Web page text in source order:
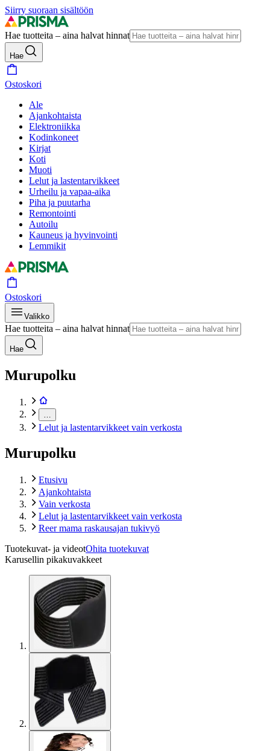
Siirry suoraan sisältöön
Hae tuotteita – aina halvat hinnat
Hae
Ostoskori
Ale
Ajankohtaista
Elektroniikka
Kodinkoneet
Kirjat
Koti
Muoti
Lelut ja lastentarvikkeet
Urheilu ja vapaa-aika
Piha ja puutarha
Remontointi
Autoilu
Kauneus ja hyvinvointi
Lemmikit
Ostoskori
Valikko
Hae tuotteita – aina halvat hinnat
Hae
Murupolku
Lelut ja lastentarvikkeet vain verkosta
Murupolku
Etusivu
Ajankohtaista
Vain verkosta
Lelut ja lastentarvikkeet vain verkosta
Reer mama raskausajan tukivyö
Tuotekuvat- ja videotOhita tuotekuvat
Karusellin pikakuvakkeet